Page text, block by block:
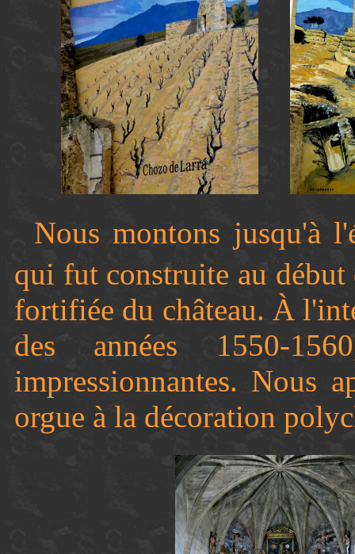
Nous montons jusqu'à
qui fut construite au
fortifiée du château. À
des années 1550-
impressionnantes. Nous
orgue à la décoration